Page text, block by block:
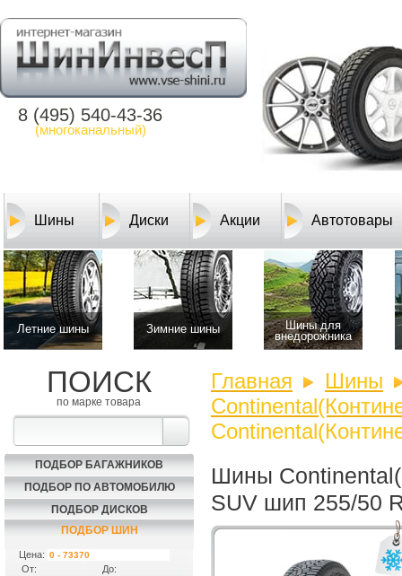
8 (495) 540-43-36
(многоканальный)
Шины Диски Акции Автотовары
Летние шины Зимние шины
Шины для
внедорожника
ПОИСК
по марке товара
ПОДБОР БАГАЖНИКОВ
ПОДБОР ПО АВТОМОБИЛЮ
ПОДБОР ДИСКОВ
ПОДБОР ШИН
Цена:
От:
До:
Главная
Шины
Шины
SUV шип 255/50